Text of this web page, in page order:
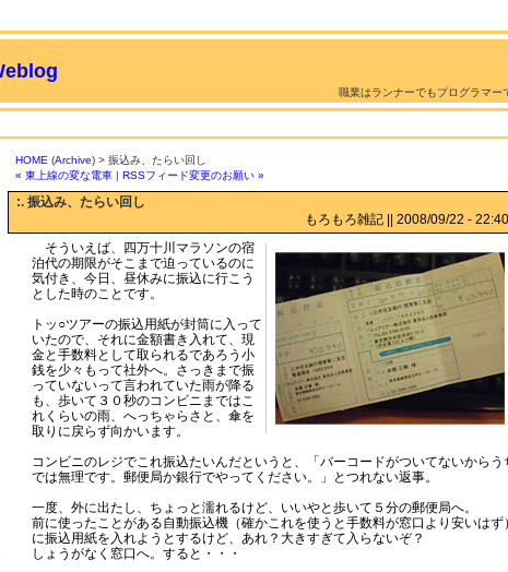
職業はランナーでもプログラマ
HOME (Archive) > 振込み、たらい回し
« 東上線の変な電車 | RSSフィード変更のお願い »
:. 振込み、たらい回し
もろもろ雑記 || 2008/09/22 -
そういえば、四万十川マラソンの宿
泊代の期限がそこまで迫っているのに
気付き、今日、昼休みに振込に行こう
とした時のことです。
トッ○ツアーの振込用紙が封筒に入って
いたので、それに金額書き入れて、現
金と手数料として取られるであろう小
銭を少々もって社外へ。さっきまで振
っていないって言われていた雨が降る
も、歩いて３０秒のコンビニまではこ
れくらいの雨、へっちゃらさと、傘を
取りに戻らず向かいます。
コンビニのレジでこれ振込たいんだというと、「バーコードがついてないからう
では無理です。郵便局か銀行でやってください。」とつれない返事。
一度、外に出たし、ちょっと濡れるけど、いいやと歩いて５分の郵便局へ。
前に使ったことがある自動振込機（確かこれを使うと手数料が窓口より安いはず
に振込用紙を入れようとするけど、あれ？大きすぎて入らないぞ？
しょうがなく窓口へ。すると・・・